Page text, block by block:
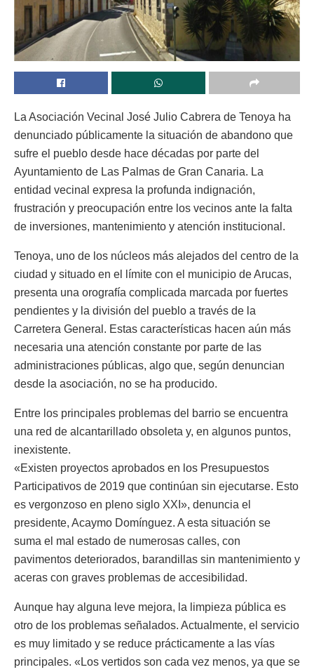
La Asociación Vecinal José Julio Cabrera de Tenoya ha
denunciado públicamente la situación de abandono que
sufre el pueblo desde hace décadas por parte del
Ayuntamiento de Las Palmas de Gran Canaria. La
entidad vecinal expresa la profunda indignación,
frustración y preocupación entre los vecinos ante la falta
de inversiones, mantenimiento y atención institucional.
Tenoya, uno de los núcleos más alejados del centro de la
ciudad y situado en el límite con el municipio de Arucas,
presenta una orografía complicada marcada por fuertes
pendientes y la división del pueblo a través de la
Carretera General. Estas características hacen aún más
necesaria una atención constante por parte de las
administraciones públicas, algo que, según denuncian
desde la asociación, no se ha producido.
Entre los principales problemas del barrio se encuentra
una red de alcantarillado obsoleta y, en algunos puntos,
inexistente.
«Existen proyectos aprobados en los Presupuestos
Participativos de 2019 que continúan sin ejecutarse. Esto
es vergonzoso en pleno siglo XXI», denuncia el
presidente, Acaymo Domínguez. A esta situación se
suma el mal estado de numerosas calles, con
pavimentos deteriorados, barandillas sin mantenimiento y
aceras con graves problemas de accesibilidad.
Aunque hay alguna leve mejora, la limpieza pública es
otro de los problemas señalados. Actualmente, el servicio
es muy limitado y se reduce prácticamente a las vías
principales. «Los vertidos son cada vez menos, ya que se